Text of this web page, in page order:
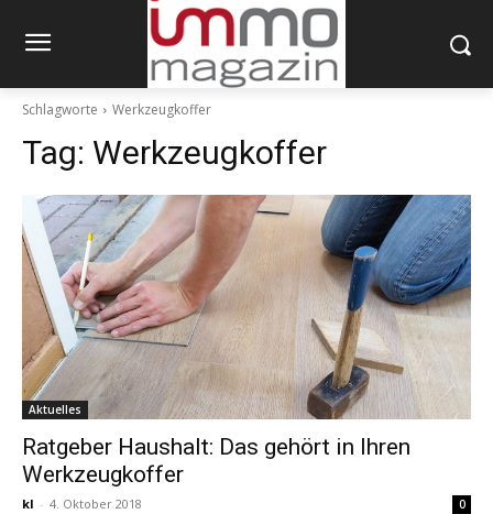
Schlagworte Werkzeugkoffer
Tag: Werkzeugkoffer
Aktuelles
Ratgeber Haushalt: Das gehört in Ihren
Werkzeugkoffer
kl - 4. Oktober 2018 0